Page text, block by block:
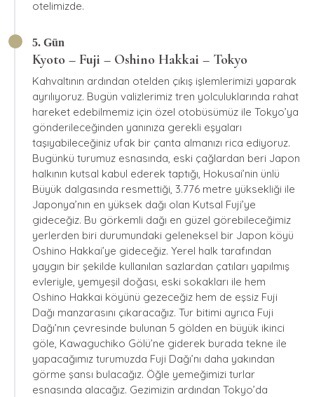
otelimizde.
5. Gün
Kyoto – Fuji – Oshino Hakkai – Tokyo
Kahvaltının ardından otelden çıkış işlemlerimizi yaparak
ayrılıyoruz. Bugün valizlerimiz tren yolculuklarında rahat
hareket edebilmemiz için özel otobüsümüz ile Tokyo’ya
gönderileceğinden yanınıza gerekli eşyaları
taşıyabileceğiniz ufak bir çanta almanızı rica ediyoruz.
Bugünkü turumuz esnasında, eski çağlardan beri Japon
halkının kutsal kabul ederek taptığı, Hokusai’nin ünlü
Büyük dalgasında resmettiği, 3.776 metre yüksekliği ile
Japonya’nın en yüksek dağı olan Kutsal Fuji’ye
gideceğiz. Bu görkemli dağı en güzel görebileceğimiz
yerlerden biri durumundaki geleneksel bir Japon köyü
Oshino Hakkai’ye gideceğiz. Yerel halk tarafından
yaygın bir şekilde kullanılan sazlardan çatıları yapılmış
evleriyle, yemyeşil doğası, eski sokakları ile hem
Oshino Hakkai köyünü gezeceğiz hem de eşsiz Fuji
Dağı manzarasını çıkaracağız. Tur bitimi ayrıca Fuji
Dağı’nın çevresinde bulunan 5 gölden en büyük ikinci
göle, Kawaguchiko Gölü’ne giderek burada tekne ile
yapacağımız turumuzda Fuji Dağı’nı daha yakından
görme şansı bulacağız. Öğle yemeğimizi turlar
esnasında alacağız. Gezimizin ardından Tokyo’da